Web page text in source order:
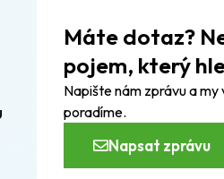
Máte dotaz?
pojem, který
Napište nám zprávu a my
poradíme.
Napsat zprávu